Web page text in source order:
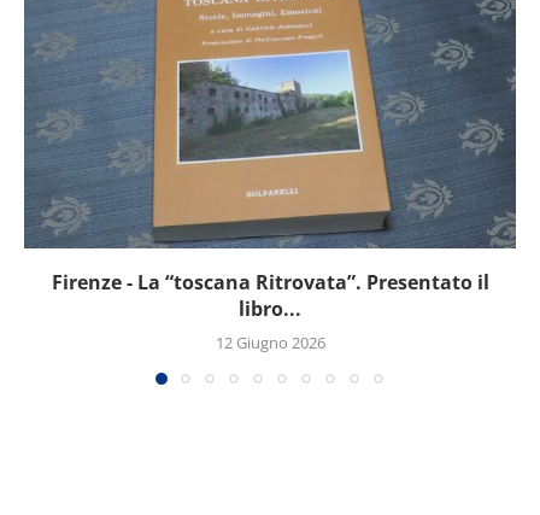
Firenze - La “toscana Ritrovata”. Presentato il
libro...
12 Giugno 2026